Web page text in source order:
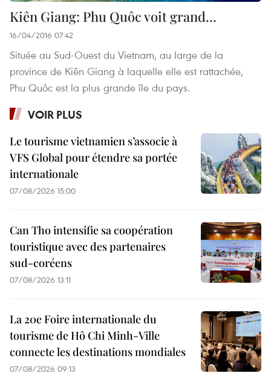
Kiên Giang: Phu Quôc voit grand...
16/04/2016 07:42
Située au Sud-Ouest du Vietnam, au large de la
province de Kiên Giang à laquelle elle est rattachée,
Phu Quôc est la plus grande île du pays.
VOIR PLUS
Le tourisme vietnamien s’associe à
VFS Global pour étendre sa portée
internationale
07/08/2026 15:00
Can Tho intensifie sa coopération
touristique avec des partenaires
sud-coréens
07/08/2026 13:11
La 20e Foire internationale du
tourisme de Hô Chi Minh-Ville
connecte les destinations mondiales
07/08/2026 09:13